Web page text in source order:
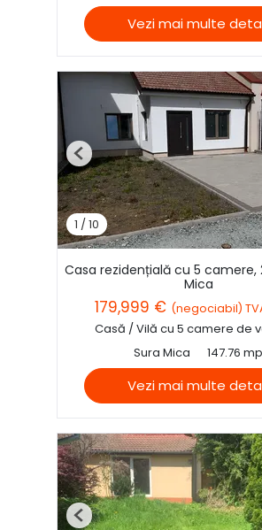
Vezi mai multe
1 /10
Previous
Casa rezidențială cu 5 camere,
Mica
179,999 € (negociabil)
Casă / Vilă cu 5 camere de
Sura Mica
147.76 mp
Vezi mai multe
Previous